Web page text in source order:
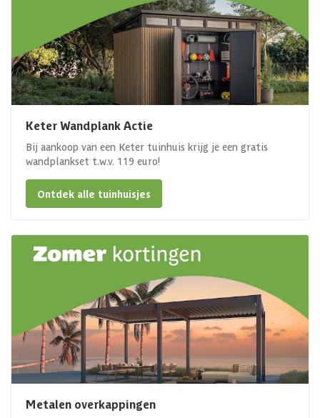
Keter Wandplank Actie
Bij aankoop van een Keter tuinhuis krijg je een gratis
wandplankset t.w.v. 119 euro!
Ontdek alle tuinhuisjes
Metalen overkappingen